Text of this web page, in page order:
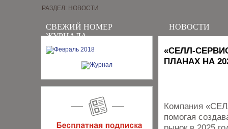
СВЕЖИЙ НОМЕР
ЖУРНАЛА
РАЗДЕЛ: НОВОСТИ
НОВОСТИ
ПЛАНАХ НА
Компания
помогая